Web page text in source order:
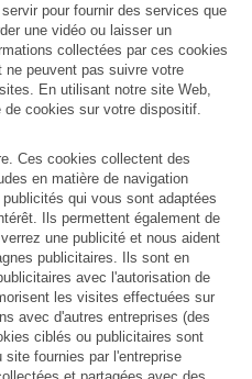
pour fournir des services que
une vidéo ou laisser un
collectées par ces cookies
ne peuvent pas suivre votre
En utilisant notre site Web,
cookies sur votre dispositif.
Ces cookies collectent des
en matière de navigation
qui vous sont adaptées
Ils permettent également de
une publicité et nous aident
publicitaires. Ils sont en
avec l'autorisation de
les visites effectuées sur
avec d'autres entreprises (des
ciblés ou publicitaires sont
fournies par l'entreprise